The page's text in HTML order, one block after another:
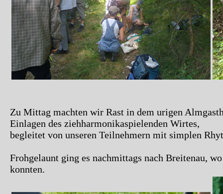
Zu Mittag machten wir Rast in dem urigen
Einlagen des ziehharmonikaspielenden Wirtes,
begleitet von unseren Teilnehmern mit simplen
Frohgelaunt ging es nachmittags nach Breitenau,
konnten.